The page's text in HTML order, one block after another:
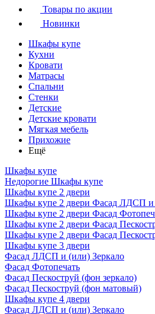
Товары по акции
Новинки
Шкафы купе
Кухни
Кровати
Матрасы
Cпальни
Стенки
Детские
Детские кровати
Мягкая мебель
Прихожие
Ещё
Шкафы купе
Недорогие Шкафы купе
Шкафы купе 2 двери
Шкафы купе 2 двери Фасад ЛДСП и
Шкафы купе 2 двери Фасад
Шкафы купе 2 двери Фасад
Шкафы купе 2 двери Фасад
Шкафы купе 3 двери
Фасад ЛДСП и (или) Зеркало
Фасад Фотопечать
Фасад Пескоструй (фон зеркало)
Фасад Пескоструй (фон матовый)
Шкафы купе 4 двери
Фасад ЛДСП и (или) Зеркало